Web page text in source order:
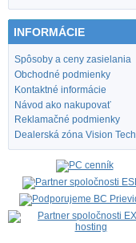
INFORMÁCIE
Spôsoby a ceny zasielania
Obchodné podmienky
Kontaktné informácie
Návod ako nakupovať
Reklamačné podmienky
Dealerská zóna Vision Tech